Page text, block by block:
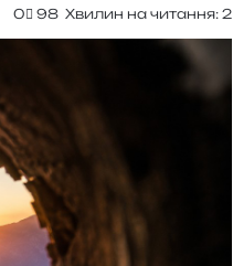
0
98 Хвилин на читання: 2